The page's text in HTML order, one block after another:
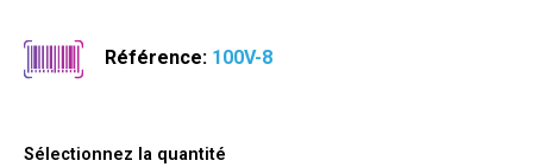
Référence: 100V-8
Sélectionnez la quantité